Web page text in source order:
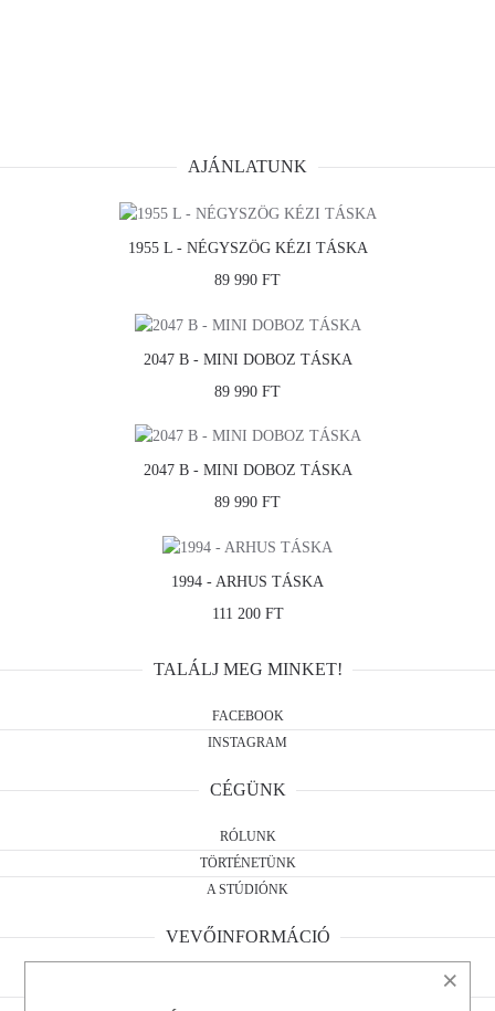
AJÁNLATUNK
1955 L - NÉGYSZÖG KÉZI TÁSKA
89 990 FT
2047 B - MINI DOBOZ TÁSKA
89 990 FT
2047 B - MINI DOBOZ TÁSKA
89 990 FT
1994 - ARHUS TÁSKA
111 200 FT
TALÁLJ MEG MINKET!
FACEBOOK
INSTAGRAM
CÉGÜNK
RÓLUNK
TÖRTÉNETÜNK
A STÚDIÓNK
VEVŐINFORMÁCIÓ
×